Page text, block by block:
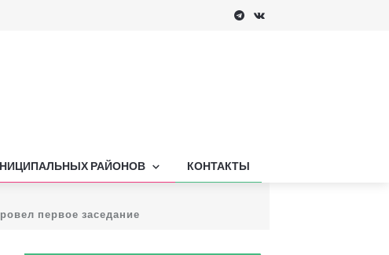
РАЙОНОВ КОНТАКТЫ
первое заседание